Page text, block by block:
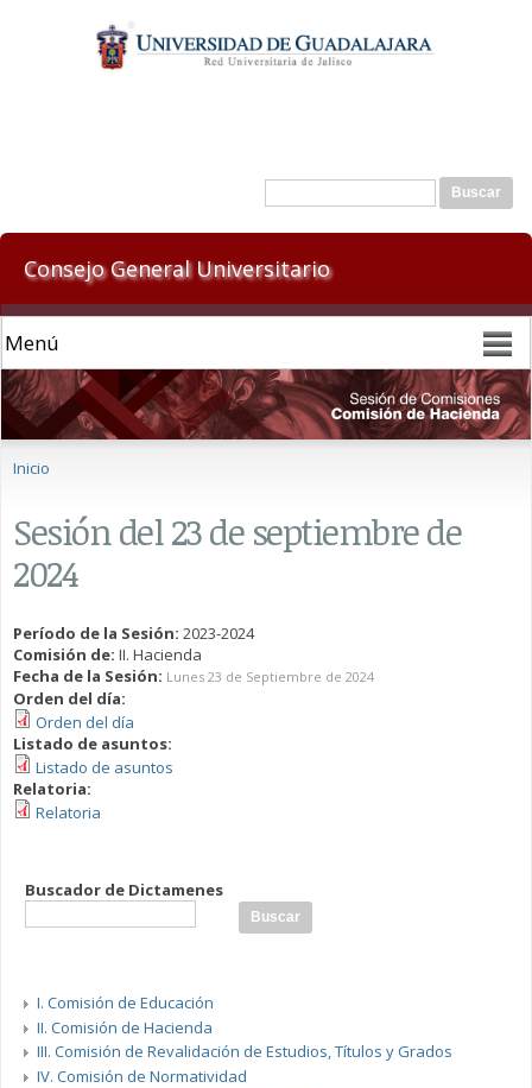
contenido
principal
Formulario de búsqueda
Buscar
Consejo General Universitario
Inicio
Sesión del 23 de septiembre de
2024
Período de la Sesión: 2023-2024
Comisión de: II. Hacienda
Fecha de la Sesión: Lunes 23 de Septiembre de 2024
Orden del día:
Orden del día
Listado de asuntos:
Listado de asuntos
Relatoria:
Relatoria
Buscador de Dictamenes
I. Comisión de Educación
II. Comisión de Hacienda
III. Comisión de Revalidación de Estudios, Títulos y Grados
IV. Comisión de Normatividad